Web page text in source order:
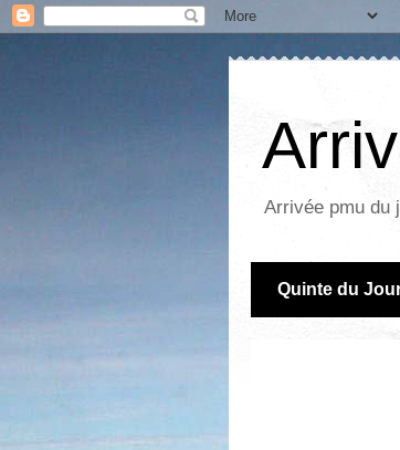
Arrivée pmu du
Quinte du